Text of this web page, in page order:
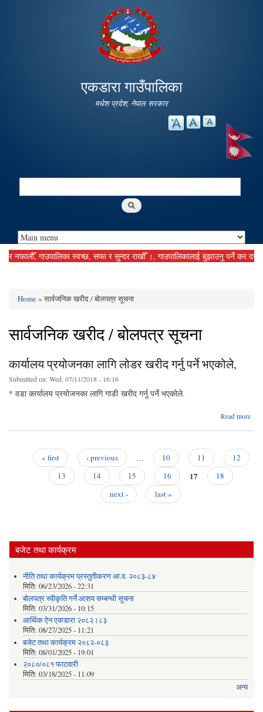
main
content
एकडारा गाउँपालिका
मधेश प्रदेश, नेपाल सरकार
Search
गाउपालिका स्वच्छ, सफा र सुन्दर राखौँ ।, गाउपालिकालाई बुझाउनु पर्ने कर दस्तुर
Home» सार्वजनिक खरीद / बोलपत्र सूचना
सार्वजनिक खरीद / बोलपत्र सूचना
कार्यालय प्रयोजनका लागि लोडर खरीद गर्नु पर्ने भएकोले,
Submitted on:Wed, 07/11/2018 - 16:16
* वडा कार्यालय प्रयोजनका लागि गाडी खरीद गर्नु पर्ने भएकोले.
Read more
« first ‹ previous … 10 11
12
13
14 15 16 17
18
next ›
last »
बजेट तथा कार्यक्रम
नीति तथा कार्यक्रम प्रस्तुतीकरण आ.व. २०८३-८४
मिति: 06/23/2026 - 22:31
बोलपत्र स्वीकृति गर्ने आशय सम्बन्धी सूचना
मिति: 03/31/2026 - 10:15
आर्थिक ऐन एकडारा २०८२।८३
मिति: 08/27/2025 - 11:21
बजेट तथा कार्यक्रम २०८२-०८३
मिति: 08/01/2025 - 19:01
२०८०/०८१ फाटवारी
मिति: 03/18/2025 - 11:09
अन्य